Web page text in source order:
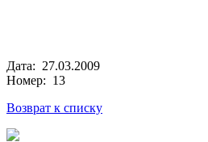
Дата: 27.03.2009
Номер: 13
Возврат к списку